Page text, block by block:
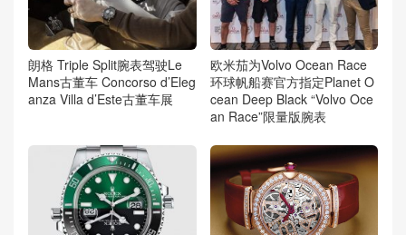
朗格 Triple Split腕表驾驶Le
Mans古董车 Concorso d’Eleg
anza Villa d’Este古董车展
欧米茄为Volvo Ocean Race
环球帆船赛官方指定Planet O
cean Deep Black “Volvo Oce
an Race”限量版腕表